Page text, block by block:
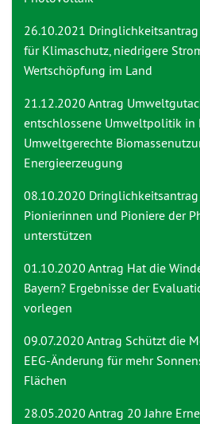
26.10.2021 Dringlichkeitsantrag
für Klimaschutz, niedrigere
Wertschöpfung im Land
21.12.2020 Antrag
entschlossene Umweltpolitik in
Umweltgerechte
Energieerzeugung
08.10.2020 Dringlichkeitsantrag
Pionierinnen und Pioniere der
unterstützen
01.10.2020 Antrag Hat die
Bayern? Ergebnisse der
vorlegen
09.07.2020 Antrag Schützt die
EEG-Änderung für mehr
Flächen
28.05.2020 Antrag 20 Jahre